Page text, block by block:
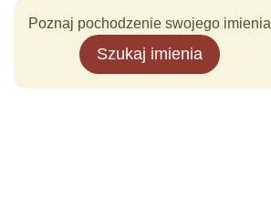
Poznaj pochodzenie swojego imienia
Szukaj imienia